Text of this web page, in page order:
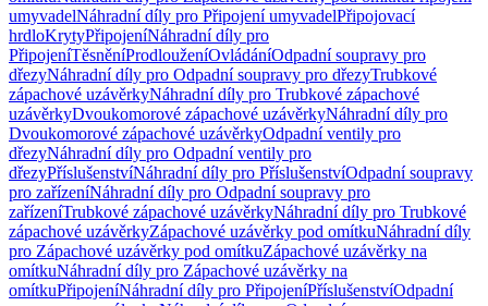
umyvadelNáhradní díly pro Připojení umyvadelPřipojovací
hrdloKrytyPřipojeníNáhradní díly pro
PřipojeníTěsněníProdlouženíOvládáníOdpadní soupravy pro
dřezyNáhradní díly pro Odpadní soupravy pro dřezyTrubkové
zápachové uzávěrkyNáhradní díly pro Trubkové zápachové
uzávěrkyDvoukomorové zápachové uzávěrkyNáhradní díly pro
Dvoukomorové zápachové uzávěrkyOdpadní ventily pro
dřezyNáhradní díly pro Odpadní ventily pro
dřezyPříslušenstvíNáhradní díly pro PříslušenstvíOdpadní soupravy
pro zařízeníNáhradní díly pro Odpadní soupravy pro
zařízeníTrubkové zápachové uzávěrkyNáhradní díly pro Trubkové
zápachové uzávěrkyZápachové uzávěrky pod omítkuNáhradní díly
pro Zápachové uzávěrky pod omítkuZápachové uzávěrky na
omítkuNáhradní díly pro Zápachové uzávěrky na
omítkuPřipojeníNáhradní díly pro PřipojeníPříslušenstvíOdpadní